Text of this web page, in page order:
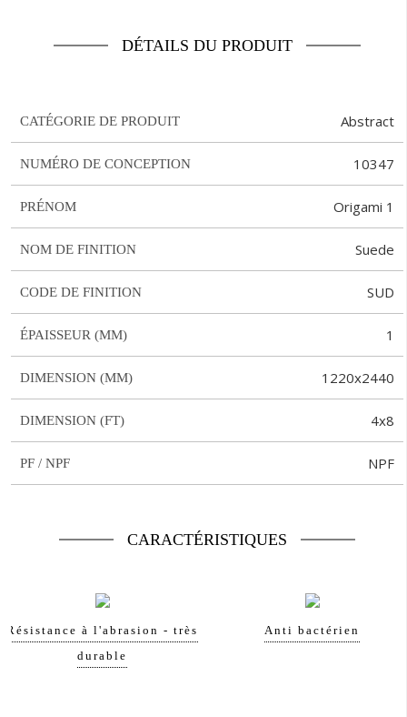
DÉTAILS DU PRODUIT
CATÉGORIE DE PRODUIT Abstract
NUMÉRO DE CONCEPTION 10347
PRÉNOM Origami 1
NOM DE FINITION Suede
CODE DE FINITION SUD
ÉPAISSEUR (MM) 1
DIMENSION (MM) 1220x2440
DIMENSION (FT) 4x8
PF / NPF NPF
CARACTÉRISTIQUES
Résistance à l'abrasion - très
durable
Anti bactérien